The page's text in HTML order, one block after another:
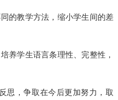
的教学方法，缩小学生间的差
养学生语言条理性、完整性，
思，争取在今后更加努力，取